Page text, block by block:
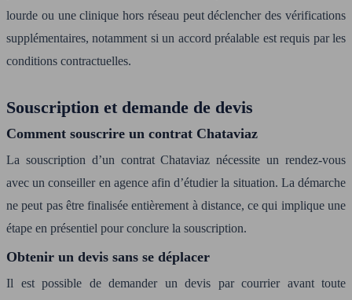
lourde ou une clinique hors réseau peut déclencher des vérifications
supplémentaires, notamment si un accord préalable est requis par les
conditions contractuelles.
Souscription et demande de devis
Comment souscrire un contrat Chataviaz
La souscription d’un contrat Chataviaz nécessite un rendez-vous
avec un conseiller en agence afin d’étudier la situation. La démarche
ne peut pas être finalisée entièrement à distance, ce qui implique une
étape en présentiel pour conclure la souscription.
Obtenir un devis sans se déplacer
Il est possible de demander un devis par courrier avant toute